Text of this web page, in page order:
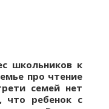
школьников к
про чтение
семей нет
что ребенок с